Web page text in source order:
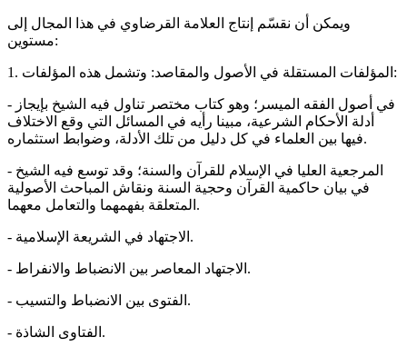
ويمكن أن نقسّم إنتاج العلامة القرضاوي في هذا المجال إلى
مستوين:
1. المؤلفات المستقلة في الأصول والمقاصد: وتشمل هذه المؤلفات:
- في أصول الفقه الميسر؛ وهو كتاب مختصر تناول فيه الشيخ بإيجاز
أدلة الأحكام الشرعية، مبينا رأيه في المسائل التي وقع الاختلاف
فيها بين العلماء في كل دليل من تلك الأدلة، وضوابط استثماره.
- المرجعية العليا في الإسلام للقرآن والسنة؛ وقد توسع فيه الشيخ
في بيان حاكمية القرآن وحجية السنة ونقاش المباحث الأصولية
المتعلقة بفهمهما والتعامل معهما.
- الاجتهاد في الشريعة الإسلامية.
- الاجتهاد المعاصر بين الانضباط والانفراط.
- الفتوى بين الانضباط والتسيب.
- الفتاوى الشاذة.